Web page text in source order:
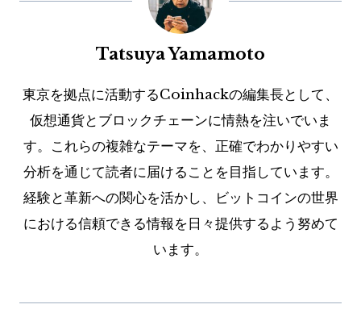
Tatsuya Yamamoto
東京を拠点に活動するCoinhackの編集長として、
仮想通貨とブロックチェーンに情熱を注いでいま
す。これらの複雑なテーマを、正確でわかりやすい
分析を通じて読者に届けることを目指しています。
経験と革新への関心を活かし、ビットコインの世界
における信頼できる情報を日々提供するよう努めて
います。